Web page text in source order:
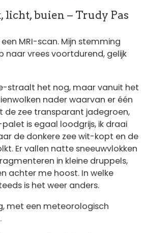
licht, buien – Trudy Pas
MRI-scan. Mijn stemming
naar vrees voortdurend, gelijk
straalt het nog, maar vanuit het
nader waarvan er één
de zee transparant jadegroen,
is egaal loodgrijs, ik draai
de donkere zee wit-kopt en de
Er vallen natte sneeuwvlokken
in kleine druppels,
achter me hoost. In welke
is het weer anders.
met een meteorologisch